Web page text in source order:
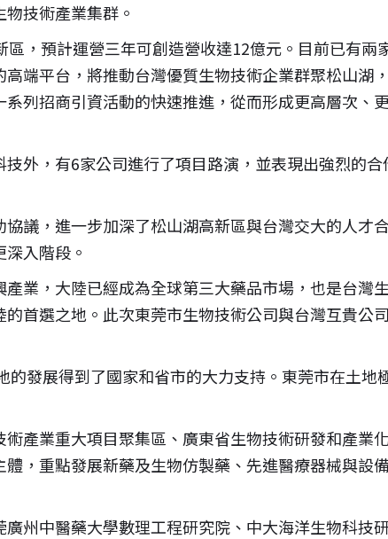
技術產業集群。
，預計運營三年可創造營收達12億元。目前已有兩
端平台，將推動台灣優質生物技術企業群聚松山湖
列招商引資活動的快速推進，從而形成更高層次、
外，有6家公司進行了項目路演，並表現出強烈的
議，進一步加深了松山湖高新區與台灣交大的人才
入階段。
業，大陸已經成為全球第三大藥品市場，也是台灣
首選之地。此次東莞市生物技術公司與台灣互貴公
發展得到了國家和省市的大力支持。東莞市在土地
產業重大項目聚集區、廣東省生物技術研發和產業
，重點發展新藥及生物仿製藥、先進醫療器械與設
州中醫藥大學數理工程研究院、中大海洋生物科技